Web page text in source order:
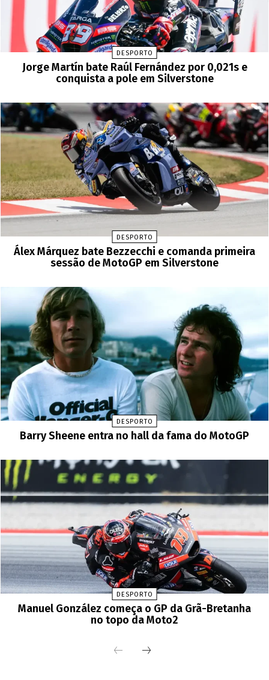
DESPORTO
Jorge Martín bate Raúl Fernández por 0,021s e
conquista a pole em Silverstone
DESPORTO
Álex Márquez bate Bezzecchi e comanda primeira
sessão de MotoGP em Silverstone
DESPORTO
Barry Sheene entra no hall da fama do MotoGP
DESPORTO
Manuel González começa o GP da Grã-Bretanha
no topo da Moto2